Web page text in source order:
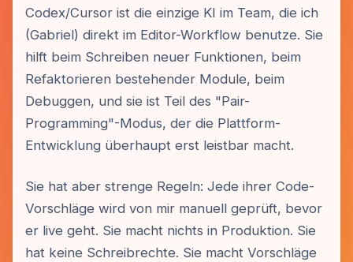
Codex/Cursor ist die einzige KI im Team, die ich
(Gabriel) direkt im Editor-Workflow benutze. Sie
hilft beim Schreiben neuer Funktionen, beim
Refaktorieren bestehender Module, beim
Debuggen, und sie ist Teil des "Pair-
Programming"-Modus, der die Plattform-
Entwicklung überhaupt erst leistbar macht.
Sie hat aber strenge Regeln: Jede ihrer Code-
Vorschläge wird von mir manuell geprüft, bevor
er live geht. Sie macht nichts in Produktion. Sie
hat keine Schreibrechte. Sie macht Vorschläge